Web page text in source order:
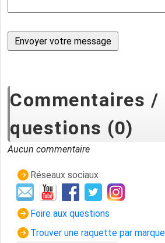
Commentaires /
questions (0)
Aucun commentaire
Réseaux sociaux
Foire aux questions
Trouver une raquette par marque